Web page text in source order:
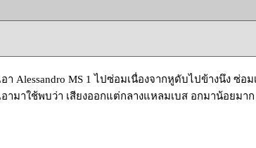
อา Alessandro MS 1 ไปซ่อมเนื่องจากหูดับไปข้างนึง ซ่
อามาใช้พบว่า เสียงออกแต่กลางแหลมเบส อกมาน้อยมา